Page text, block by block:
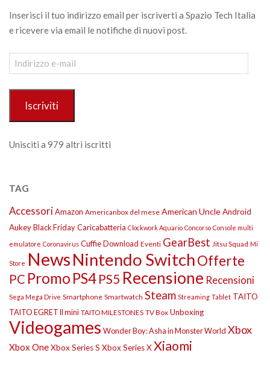
Inserisci il tuo indirizzo email per iscriverti a Spazio Tech Italia
e ricevere via email le notifiche di nuovi post.
Indirizzo
e-
Iscriviti
Unisciti a 979 altri iscritti
TAG
AccessoriAmazon Americanbox del mese American UncleAndroid
AukeyBlack FridayCaricabatteria Clockwork Aquario Concorso Console multi
emulatore Coronavirus CuffieDownload Eventi GearBest Jitsu Squad Mi
Store NewsNintendo SwitchOfferte
PC Promo PS4PS5 Recensione Recensioni
Sega Mega Drive Smartphone Smartwatch Steam Streaming Tablet TAITO
TAITO EGRET II mini TAITO MILESTONES TV Box Unboxing
Videogames Wonder Boy: Asha in Monster World Xbox
Xbox OneXbox Series S Xbox Series XXiaomi